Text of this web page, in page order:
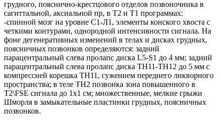
грудного, пояснично-крестцового отделов позвоночника в
сагиттальной, аксиальной пр, в Т2 и Т1 программах:
-спинной мозг на уровне С1-Л1, элементы конского хвоста с
четкими контурами, однородной интенсивности сигнала. На
фоне дегенеративных изменений в телах и дисках грудных,
поясничных позвонков определяются: задний
парацентральный слева пролапс диска L5-S1 до 4 мм; задний
парацентральный слева пролапс диска ТН11-ТН12 до 5 мм с
компрессией корешка ТН11, сужением переднего ликворного
пространства; в теле ТН2 позвонка зона повышенного в
Т2\FSE сигнала до 1х1 см; множественные, мелкие грыжи
Шморля в замыкательные пластинки грудных, поясничных
позвонков.